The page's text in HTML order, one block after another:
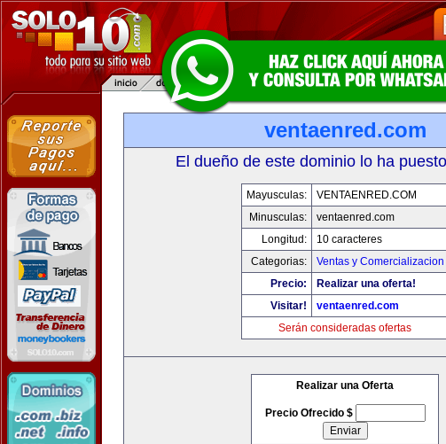
ventaenred.com
El dueño de este dominio lo ha
Mayusculas:
VENTAENRED.COM
Minusculas:
ventaenred.com
Longitud:
10 caracteres
Categorias:
Ventas y Comercializacion
Precio:
Realizar una oferta!
Visitar!
ventaenred.com
Serán consideradas ofertas
Realizar una Oferta
Precio Ofrecido $